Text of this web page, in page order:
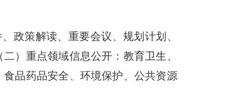
政策解读、重要会议、规划计划、
）重点领域信息公开：教育卫生、
品药品安全、环境保护、公共资源